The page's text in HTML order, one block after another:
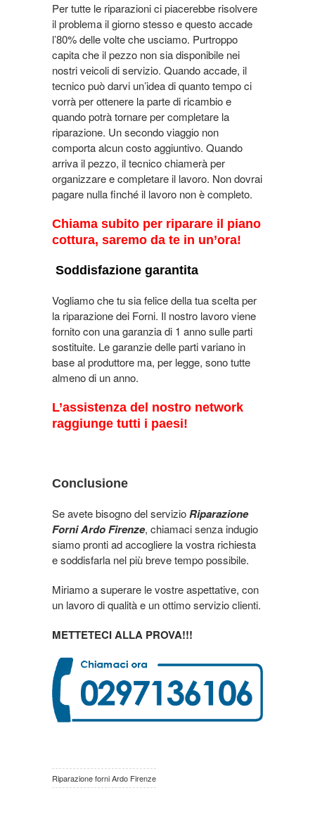
Per tutte le riparazioni ci piacerebbe risolvere
il problema il giorno stesso e questo accade
l’80% delle volte che usciamo. Purtroppo
capita che il pezzo non sia disponibile nei
nostri veicoli di servizio. Quando accade, il
tecnico può darvi un’idea di quanto tempo ci
vorrà per ottenere la parte di ricambio e
quando potrà tornare per completare la
riparazione. Un secondo viaggio non
comporta alcun costo aggiuntivo. Quando
arriva il pezzo, il tecnico chiamerà per
organizzare e completare il lavoro. Non dovrai
pagare nulla finché il lavoro non è completo.
Chiama subito per riparare il piano
cottura, saremo da te in un’ora!
Soddisfazione garantita
Vogliamo che tu sia felice della tua scelta per
la riparazione dei Forni. Il nostro lavoro viene
fornito con una garanzia di 1 anno sulle parti
sostituite. Le garanzie delle parti variano in
base al produttore ma, per legge, sono tutte
almeno di un anno.
L’assistenza del nostro network
raggiunge tutti i paesi!
Conclusione
Se avete bisogno del servizioRiparazione
Forni Ardo Firenze, chiamaci senza indugio
siamo pronti ad accogliere la vostra richiesta
e soddisfarla nel più breve tempo possibile.
Miriamo a superare le vostre aspettative, con
un lavoro di qualità e un ottimo servizio clienti.
METTETECI ALLA PROVA!!!
Riparazione forni Ardo Firenze